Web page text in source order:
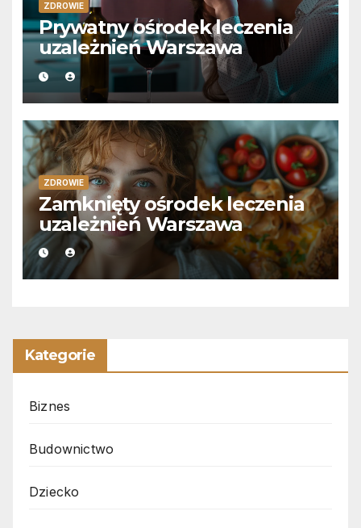
ZDROWIE
Prywatny ośrodek leczenia
uzależnień Warszawa
ZDROWIE
Zamknięty ośrodek leczenia
uzależnień Warszawa
Kategorie
Biznes
Budownictwo
Dziecko